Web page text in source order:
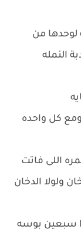
من
النمله
كل واحده
اللى فاتت
ولولا الدخان
سبعين بوسه